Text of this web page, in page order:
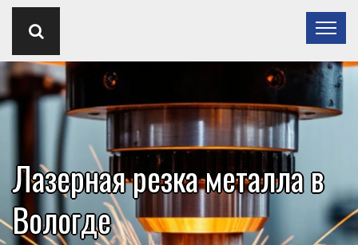
Лазерная резка металла в
Вологде